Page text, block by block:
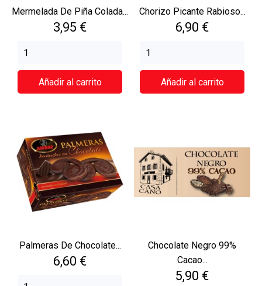
Mermelada De Piña Colada...
Precio
3,95 €
Añadir al carrito
Chorizo Picante Rabioso...
Precio
6,90 €
Añadir al carrito
Palmeras De Chocolate...
Precio
6,60 €
Chocolate Negro 99%
Cacao...
Precio
5,90 €